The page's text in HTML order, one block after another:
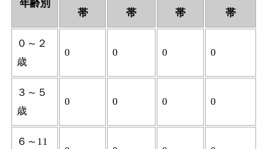
年齢別
帯
帯
帯
帯
０～２
歳
0 0 0 0
３～５
歳
0 0 0 0
６～11